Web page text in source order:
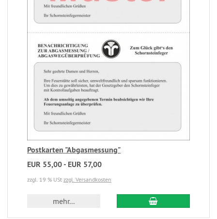
Postkarten "Abgasmessung"
EUR 55,00 - EUR 57,00
zzgl. 19 % USt zzgl. Versandkosten
mehr...